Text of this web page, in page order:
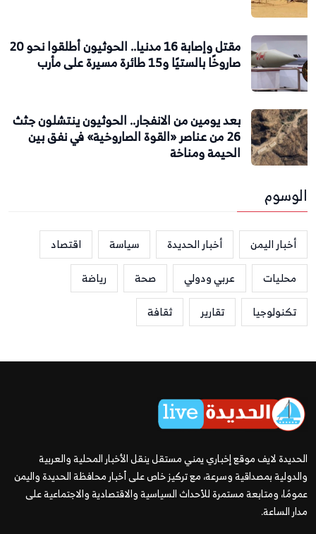
مقتل وإصابة 16 مدنيا.. الحوثيون أطلقوا نحو 20
صاروخًا بالستيًا و15 طائرة مسيرة على مأرب
بعد يومين من الانفجار.. الحوثيون ينتشلون جثث
26 من عناصر «القوة الصاروخية» في نفق بين
الحيمة ومناخة
الوسوم
أخبار اليمن أخبار الحديدة سياسة
اقتصاد
محليات
عربي ودولي صحة
رياضة
تكنولوجيا
تقارير ثقافة
الحديدة لايف موقع إخباري يمني مستقل ينقل الأخبار المحلية والعربية
والدولية بمصداقية وسرعة، مع تركيز خاص على أخبار محافظة الحديدة واليمن
عمومًا، ومتابعة مستمرة للأحداث السياسية والاقتصادية والاجتماعية على
مدار الساعة.